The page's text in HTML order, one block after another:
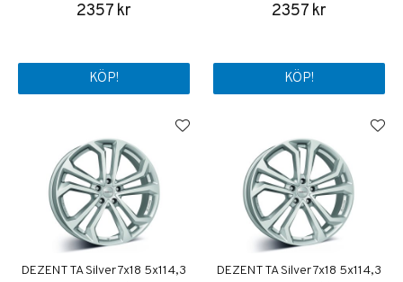
2357 kr
KÖP!
2357 kr
KÖP!
DEZENT TA Silver 7x18 5x114,3
DEZENT TA Silver 7x18 5x114,3